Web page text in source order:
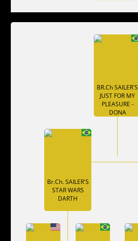
BR.Ch SAILER'S
JUST FOR MY
PLEASURE -
DONA
Br.Ch. SAILER'S
STAR WARS
DARTH